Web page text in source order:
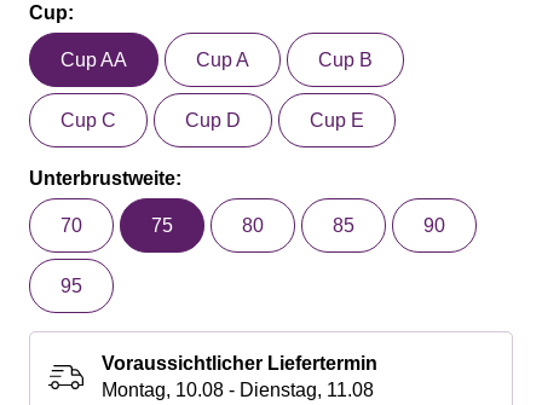
Cup:
Cup AA Cup A Cup B
Cup C Cup D Cup E
Unterbrustweite:
70 75 80 85 90
95
Voraussichtlicher Liefertermin
Montag, 10.08 - Dienstag, 11.08